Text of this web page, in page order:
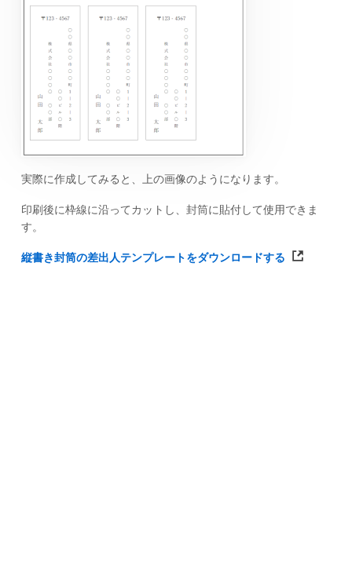
実際に作成してみると、上の画像のようになります。
印刷後に枠線に沿ってカットし、封筒に貼付して使用できま
す。
縦書き封筒の差出人テンプレートをダウンロードする